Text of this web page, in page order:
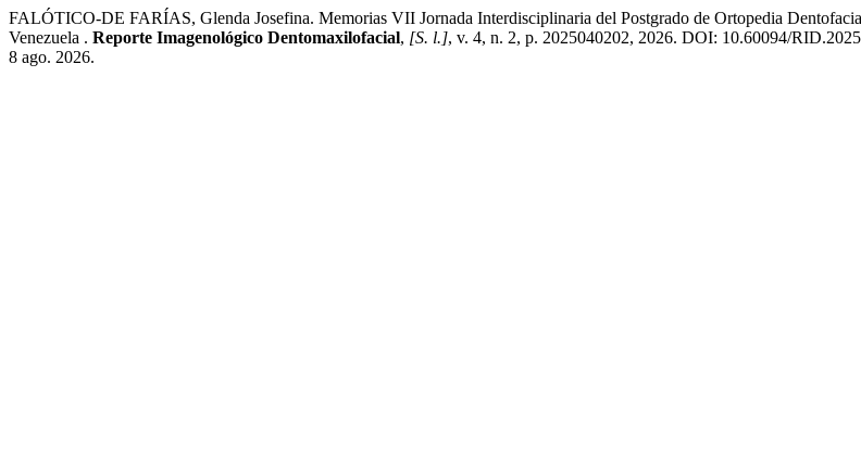
FALÓTICO-DE FARÍAS, Glenda Josefina. Memorias VII Jornada Interdisciplinaria del Postgrado de Ortopedia
Venezuela . Reporte Imagenológico Dentomaxilofacial, [S. l.], v. 4, n. 2, p. 2025040202, 2026. DOI: 10.60094/
8 ago. 2026.